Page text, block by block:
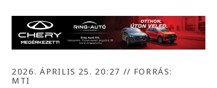
2026. ÁPRILIS 25. 20:27 // FORRÁS:
MTI